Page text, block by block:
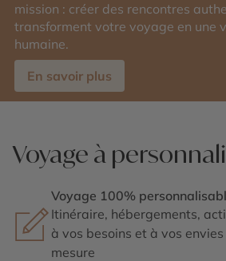
mission : créer des rencontres
transforment votre voyage en une
humaine.
En savoir plus
Voyage à
Voyage 100%
Itinéraire, hébergements,
à vos besoins et à vos
mesure